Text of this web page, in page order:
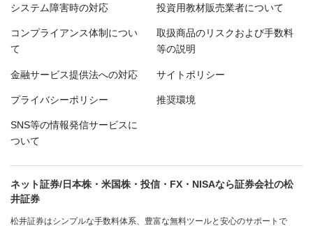
システム障害時の対応 投資用教材販売業者について
コンプライアンス体制につい
て
取扱商品のリスクおよび手数料
等の説明
金融サービス提供法への対応 サイトポリシー
プライバシーポリシー 推奨環境
SNS等の情報発信サービスに
ついて
ネット証券/日本株・米国株・投信・FX・NISAなら証券会社の松
井証券
松井証券はシンプルな手数料体系、豊富な無料ツールと安心のサポートで